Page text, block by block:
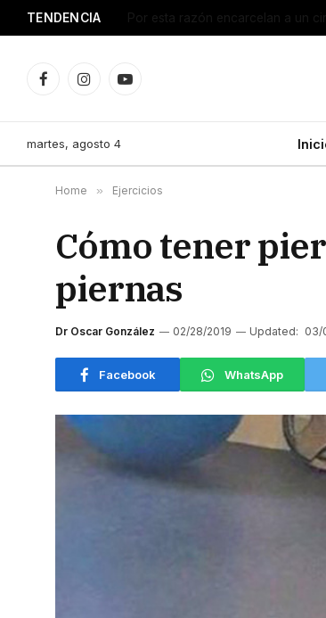
TENDENCIA 15 beneficios de tomar magnesio
FacebookInstagramYouTube
martes, agosto 4
Home » Ejercicios
Cómo tener
piernas
Dr Oscar González 02/28/2019 Updated: 03/
Facebook WhatsApp